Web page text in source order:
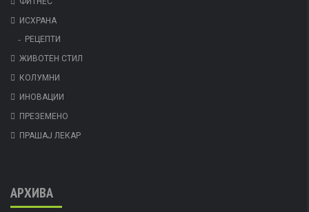
ИСХРАНА
РЕЦЕПТИ
ЖИВОТЕН СТИЛ
КОЛУМНИ
ИНОВАЦИИ
ПРЕЗЕМЕНО
ПРАШАЈ ЛЕКАР
АРХИВА